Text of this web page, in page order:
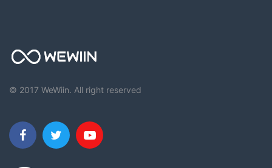
© 2017 WeWiin. All right reserved